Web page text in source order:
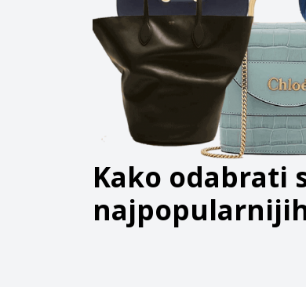
Kako odabrati